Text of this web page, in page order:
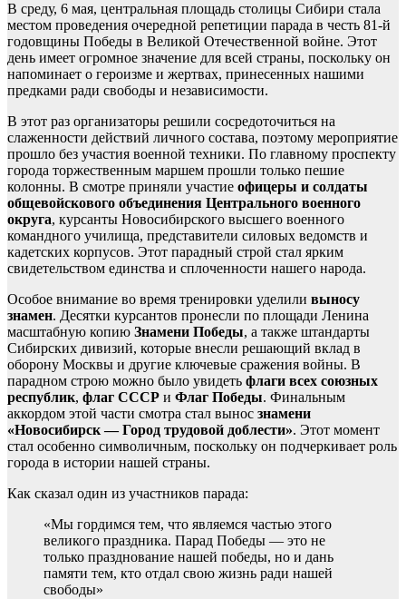
В среду, 6 мая, центральная площадь столицы Сибири стала
местом проведения очередной репетиции парада в честь 81-й
годовщины Победы в Великой Отечественной войне. Этот
день имеет огромное значение для всей страны, поскольку он
напоминает о героизме и жертвах, принесенных нашими
предками ради свободы и независимости.
В этот раз организаторы решили сосредоточиться на
слаженности действий личного состава, поэтому мероприятие
прошло без участия военной техники. По главному проспекту
города торжественным маршем прошли только пешие
колонны. В смотре приняли участие офицеры и солдаты
общевойскового объединения Центрального военного
округа, курсанты Новосибирского высшего военного
командного училища, представители силовых ведомств и
кадетских корпусов. Этот парадный строй стал ярким
свидетельством единства и сплоченности нашего народа.
Особое внимание во время тренировки уделили выносу
знамен. Десятки курсантов пронесли по площади Ленина
масштабную копию Знамени Победы, а также штандарты
Сибирских дивизий, которые внесли решающий вклад в
оборону Москвы и другие ключевые сражения войны. В
парадном строю можно было увидеть флаги всех союзных
республик, флаг СССР и Флаг Победы. Финальным
аккордом этой части смотра стал вынос знамени
«Новосибирск — Город трудовой доблести». Этот момент
стал особенно символичным, поскольку он подчеркивает роль
города в истории нашей страны.
Как сказал один из участников парада:
«Мы гордимся тем, что являемся частью этого
великого праздника. Парад Победы — это не
только празднование нашей победы, но и дань
памяти тем, кто отдал свою жизнь ради нашей
свободы»